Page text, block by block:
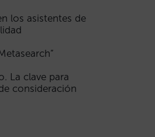
los asistentes de
La clave para
consideración